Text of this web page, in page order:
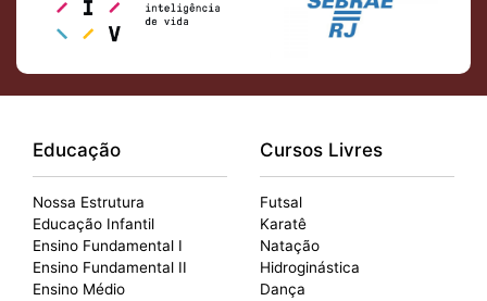
Educação
Nossa Estrutura
Educação Infantil
Ensino Fundamental I
Ensino Fundamental II
Ensino Médio
Cursos Livres
Futsal
Karatê
Natação
Hidroginástica
Dança